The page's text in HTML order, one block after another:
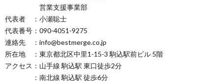
営業支援事業部
代表者 ：小瀬聡士
代表番号：090-4051-9275
連絡先 ：info@bestmerge.co.jp
所在地 ：東京都北区中里1-15-3 駒込駅前ビル 5階
アクセス：山手線 駒込駅 東口徒歩2分
：南北線 駒込駅 徒歩6分